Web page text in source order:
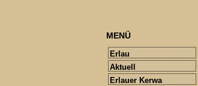
MENÜ
Erlau
Aktuell
Erlauer Kerwa